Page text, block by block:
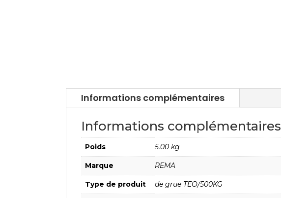
Informations complémentaires
Informations complémentaires
Poids 5.00 kg
Marque REMA
Type de produit de grue TEO/500KG